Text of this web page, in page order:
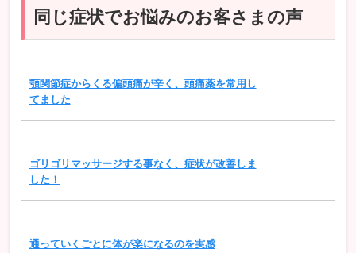
同じ症状でお悩みのお客さまの声
顎関節症からくる偏頭痛が辛く、頭痛薬を常用し
てました
ゴリゴリマッサージする事なく、症状が改善しま
した！
通っていくごとに体が楽になるのを実感